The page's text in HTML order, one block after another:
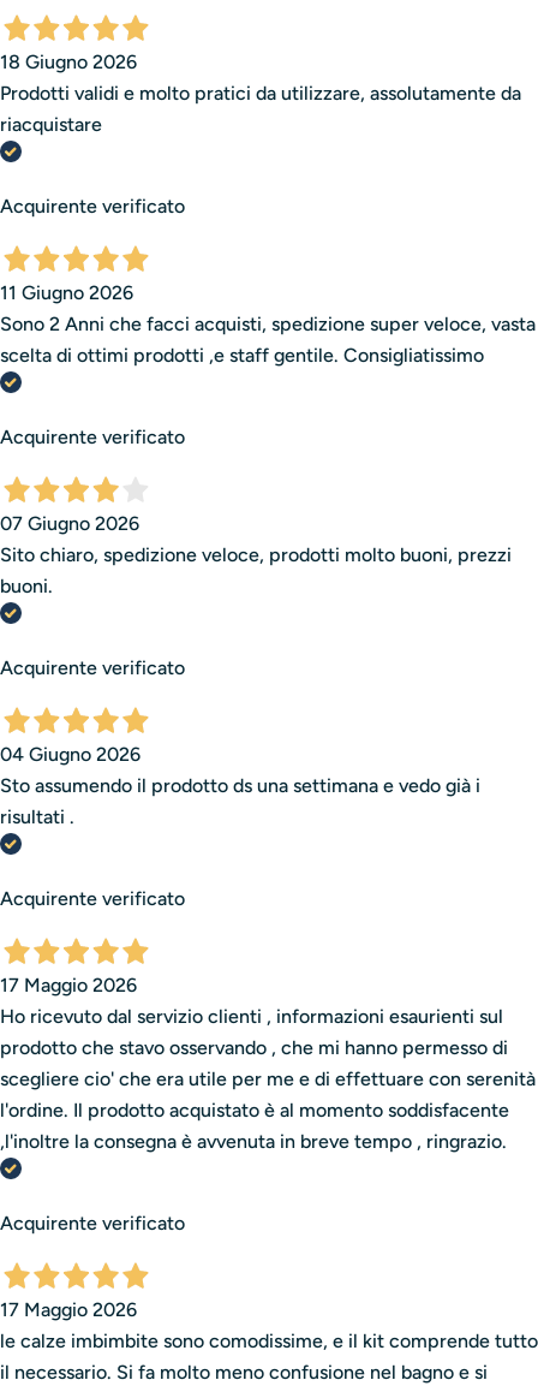
18 Giugno 2026
Prodotti validi e molto pratici da utilizzare, assolutamente da
riacquistare
Acquirente verificato
11 Giugno 2026
Sono 2 Anni che facci acquisti, spedizione super veloce, vasta
scelta di ottimi prodotti ,e staff gentile. Consigliatissimo
Acquirente verificato
07 Giugno 2026
Sito chiaro, spedizione veloce, prodotti molto buoni, prezzi
buoni.
Acquirente verificato
04 Giugno 2026
Sto assumendo il prodotto ds una settimana e vedo già i
risultati .
Acquirente verificato
17 Maggio 2026
Ho ricevuto dal servizio clienti , informazioni esaurienti sul
prodotto che stavo osservando , che mi hanno permesso di
scegliere cio' che era utile per me e di effettuare con serenità
l'ordine. Il prodotto acquistato è al momento soddisfacente
,l'inoltre la consegna è avvenuta in breve tempo , ringrazio.
Acquirente verificato
17 Maggio 2026
le calze imbimbite sono comodissime, e il kit comprende tutto
il necessario. Si fa molto meno confusione nel bagno e si